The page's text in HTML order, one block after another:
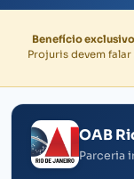
Benefício
Projuris devem
OAB
Parceria